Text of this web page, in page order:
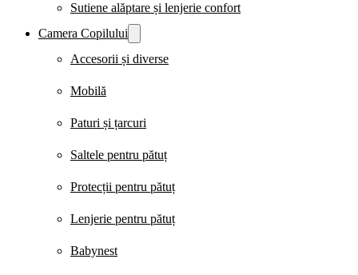
Sutiene alăptare și lenjerie confort
Camera Copilului
Accesorii și diverse
Mobilă
Paturi și țarcuri
Saltele pentru pătuț
Protecții pentru pătuț
Lenjerie pentru pătuț
Babynest